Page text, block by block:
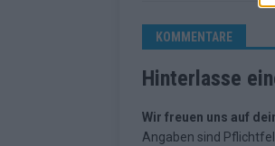
KOMMENTARE
Hinterlasse
Wir freuen uns auf
Angaben sind